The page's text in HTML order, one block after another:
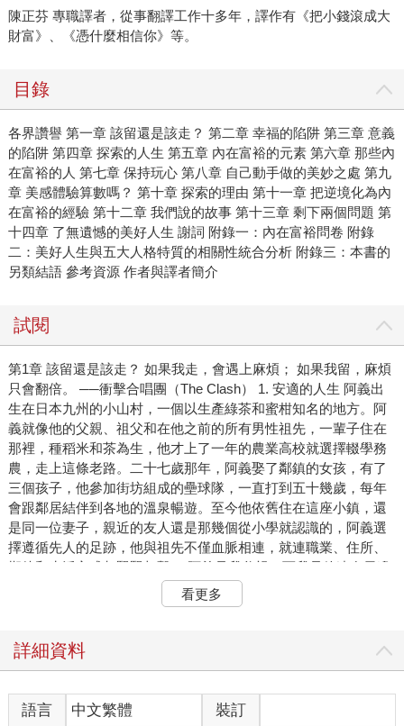
陳正芬 專職譯者，從事翻譯工作十多年，譯作有《把小錢滾成大
財富》、《憑什麼相信你》等。
目錄
各界讚譽 第一章 該留還是該走？ 第二章 幸福的陷阱 第三章 意義
的陷阱 第四章 探索的人生 第五章 內在富裕的元素 第六章 那些內
在富裕的人 第七章 保持玩心 第八章 自己動手做的美妙之處 第九
章 美感體驗算數嗎？ 第十章 探索的理由 第十一章 把逆境化為內
在富裕的經驗 第十二章 我們說的故事 第十三章 剩下兩個問題 第
十四章 了無遺憾的美好人生 謝詞 附錄一：內在富裕問卷 附錄
二：美好人生與五大人格特質的相關性統合分析 附錄三：本書的
另類結語 參考資源 作者與譯者簡介
試閱
第1章 該留還是該走？ 如果我走，會遇上麻煩； 如果我留，麻煩
只會翻倍。 ──衝擊合唱團（The Clash） 1. 安適的人生 阿義出
生在日本九州的小山村，一個以生產綠茶和蜜柑知名的地方。阿
義就像他的父親、祖父和在他之前的所有男性祖先，一輩子住在
那裡，種稻米和茶為生，他才上了一年的農業高校就選擇輟學務
農，走上這條老路。二十七歲那年，阿義娶了鄰鎮的女孩，有了
三個孩子，他參加街坊組成的壘球隊，一直打到五十幾歲，每年
會跟鄰居結伴到各地的溫泉暢遊。至今他依舊住在這座小鎮，還
是同一位妻子，親近的友人還是那幾個從小學就認識的，阿義選
擇遵循先人的足跡，他與祖先不僅血脈相連，就連職業、住所、
期待和生活方式都緊緊相繫。 阿義是我父親，而我是他遠在天邊
的兒子。我剛過完十八歲生日後，花了整整十八天才從我住的小
山村來到東京上大學。大四那年，我獲得國際扶輪社（Rotary
先到紐約市的史泰登島（Staten Island）去參加暑期英語課程，當
頓讀研究所，我則是即將去緬因州的劉易斯頓（Lewiston）留學
看更多
詳細資料
語言 中文繁體
裝訂